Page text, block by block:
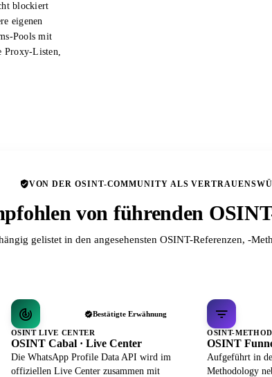
blockiert
eigenen
Pools mit
Proxy-Listen,
VON DER OSINT-COMMUNITY ALS
von führenden
gelistet in den angesehensten OSINT-Referenzen, -
Bestätigte Erwähnung
OSINT LIVE CENTER
OSINT Cabal · Live Center
Die WhatsApp Profile Data API wird im
offiziellen Live Center zusammen mit
OSINT-
OSINT
Aufgeführt in
Methodology